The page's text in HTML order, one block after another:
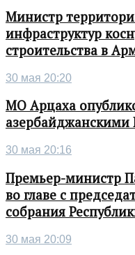
Министр
инфраструктур
строительства в
30 мая 20:20
МО Арцаха
30 мая 20:16
Премьер-министр
во главе с
собрания
30 мая 20:09